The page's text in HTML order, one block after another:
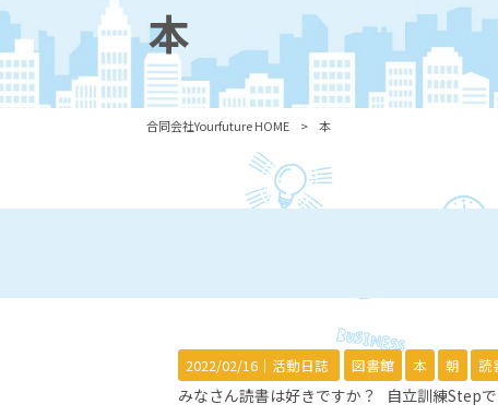
本
合同会社Yourfuture HOME > 本
2022/02/16｜ 活動日誌 図書館 本 朝 読
みなさん読書は好きですか？ 自立訓練Step